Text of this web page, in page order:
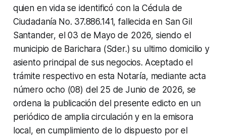
quien en vida se identificó con la Cédula de
Ciudadanía No. 37.886.141, fallecida en San Gil
Santander, el 03 de Mayo de 2026, siendo el
municipio de Barichara (Sder.) su ultimo domicilio y
asiento principal de sus negocios. Aceptado el
trámite respectivo en esta Notaría, mediante acta
número ocho (08) del 25 de Junio de 2026, se
ordena la publicación del presente edicto en un
periódico de amplia circulación y en la emisora
local, en cumplimiento de lo dispuesto por el